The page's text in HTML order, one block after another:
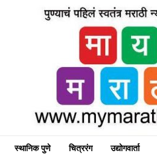
स्थानिक पुणे चित्ररंग उद्योगवार्ता